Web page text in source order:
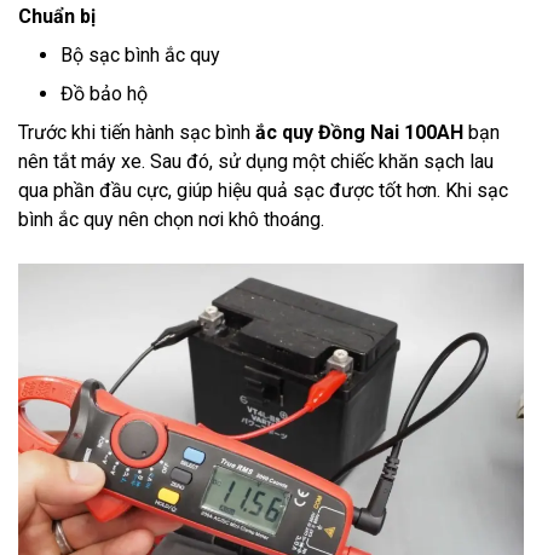
Chuẩn bị
Bộ sạc bình ắc quy
Đồ bảo hộ
Trước khi tiến hành sạc bình ắc quy Đồng Nai 100AH bạn
nên tắt máy xe. Sau đó, sử dụng một chiếc khăn sạch lau
qua phần đầu cực, giúp hiệu quả sạc được tốt hơn. Khi sạc
bình ắc quy nên chọn nơi khô thoáng.